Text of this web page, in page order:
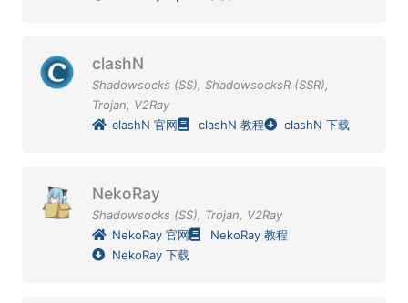
clashN
Shadowsocks (SS), ShadowsocksR (SSR),
Trojan, V2Ray
clashN 官网
clashN 教程 clashN 下载
NekoRay
Shadowsocks (SS), Trojan, V2Ray
NekoRay 官网
NekoRay 教程
NekoRay 下载